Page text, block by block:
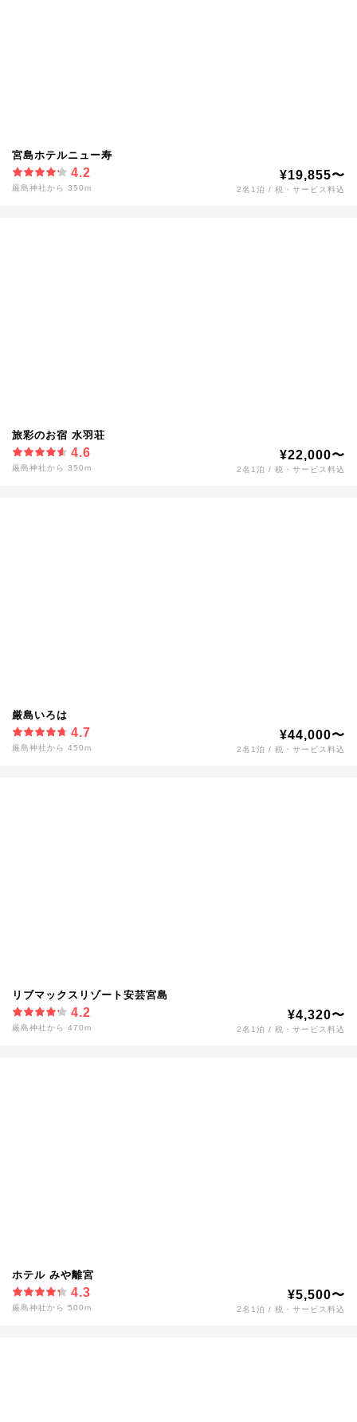
宮島ホテルニュー寿
4.2
厳島神社から 350m
¥19,855〜
2名1泊 / 税・サービス料込
旅彩のお宿 水羽荘
4.6
厳島神社から 350m
¥22,000〜
2名1泊 / 税・サービス料込
厳島いろは
4.7
厳島神社から 450m
¥44,000〜
2名1泊 / 税・サービス料込
リブマックスリゾート安芸宮島
4.2
厳島神社から 470m
¥4,320〜
2名1泊 / 税・サービス料込
ホテル みや離宮
4.3
厳島神社から 500m
¥5,500〜
2名1泊 / 税・サービス料込